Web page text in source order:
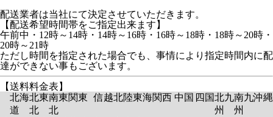
配送業者は当社にて決定させていただきます。
【配送希望時間帯をご指定出来ます】
午前中・12時～14時・14時～16時・16時～18時・18時～20時・
20時～21時
ただし時間を指定された場合でも、事情により指定時間内に配
達ができない事もございます。
【送料料金表】
北海
道
北東
北
南東
北
関東 信越北陸東海関西 中国 四国北九
州
南九
州
沖縄